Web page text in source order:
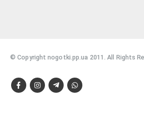
© Copyright nogotki.pp.ua 2011. All Rights